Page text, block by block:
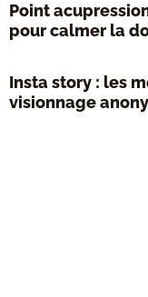
Point
pour calmer la
Insta story : les
visionnage